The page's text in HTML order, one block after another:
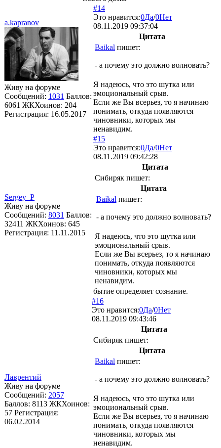
a.kapranov
Живу на форуме
Сообщений: 1031 Баллов:
6061 ЖКХоинов: 204
Регистрация: 16.05.2017
#14
Это нравится:0Да/0Нет
08.11.2019 09:37:04
Цитата
Baikal пишет:
- а почему это должно волновать?
Я надеюсь, что это шутка или
эмоциональный срыв.
Если же Вы всерьез, то я начинаю
понимать, откуда появляются
чиновники, которых мы
ненавидим.
Sergey_P
Живу на форуме
Сообщений: 8031 Баллов:
32411 ЖКХоинов: 645
Регистрация: 11.11.2015
#15
Это нравится:0Да/0Нет
08.11.2019 09:42:28
Цитата
Сибиряк пишет:
Цитата
Baikal пишет:
- а почему это должно волновать?
Я надеюсь, что это шутка или
эмоциональный срыв.
Если же Вы всерьез, то я начинаю
понимать, откуда появляются
чиновники, которых мы
ненавидим.
бытие определяет сознание.
Лаврентий
Живу на форуме
Сообщений: 2057
Баллов: 8113 ЖКХоинов:
57 Регистрация:
06.02.2014
#16
Это нравится:0Да/0Нет
08.11.2019 09:43:46
Цитата
Сибиряк пишет:
Цитата
Baikal пишет:
- а почему это должно волновать?
Я надеюсь, что это шутка или
эмоциональный срыв.
Если же Вы всерьез, то я начинаю
понимать, откуда появляются
чиновники, которых мы
ненавидим.